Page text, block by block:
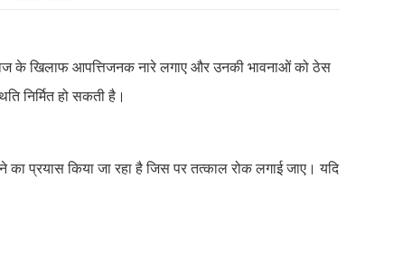
के खिलाफ आपत्तिजनक नारे लगाए और उनकी भावनाओं को ठेस
निर्मित हो सकती है।
प्रयास किया जा रहा है जिस पर तत्काल रोक लगाई जाए। यदि